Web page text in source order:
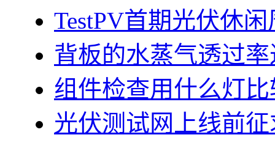
TestPV首期光伏休
背板的水蒸气透过
组件检查用什么灯
光伏测试网上线前